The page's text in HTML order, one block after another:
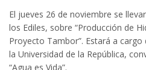
El jueves 26 de noviembre se
los Ediles, sobre “Producción de
Proyecto Tambor”. Estará a
la Universidad de la República,
“Agua es Vida”.